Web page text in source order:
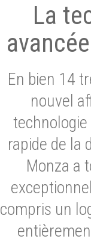
La
En bien 14
nouvel
rapide de la
Monza a
compris un